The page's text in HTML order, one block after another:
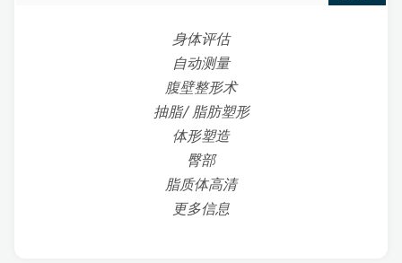
身体评估
自动测量
腹壁整形术
抽脂/ 脂肪塑形
体形塑造
臀部
脂质体高清
更多信息